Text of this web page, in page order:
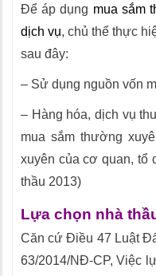
Để áp dụng mua sắm
dịch vụ, chủ thể thực
sau đây:
– Sử dụng nguồn vốn
– Hàng hóa, dịch vụ
mua sắm thường
xuyên của cơ quan, tổ
thầu 2013)
Lựa chọn nhà
Căn cứ Điều 47 Luật
63/2014/NĐ-CP, Việc